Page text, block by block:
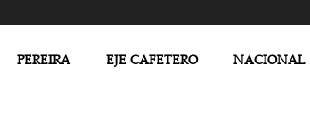
PEREIRA EJE CAFETERO NACIONAL